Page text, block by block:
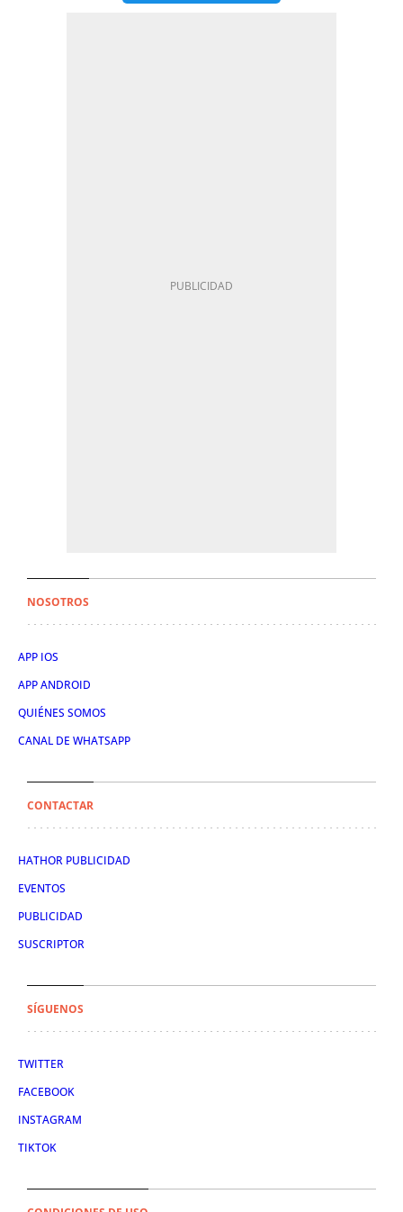
NOSOTROS
APP IOS
APP ANDROID
QUIÉNES SOMOS
CANAL DE WHATSAPP
CONTACTAR
HATHOR PUBLICIDAD
EVENTOS
PUBLICIDAD
SUSCRIPTOR
SÍGUENOS
TWITTER
FACEBOOK
INSTAGRAM
TIKTOK